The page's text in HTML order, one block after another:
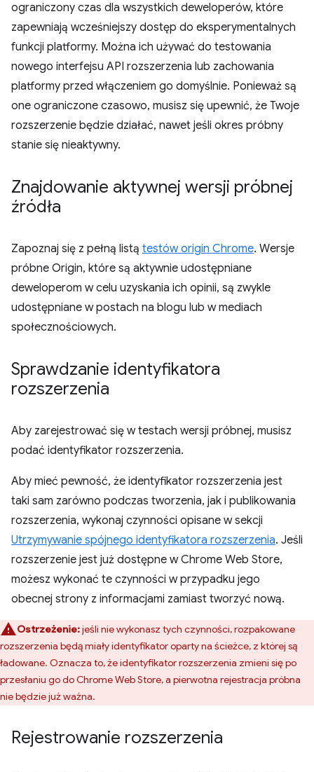
ograniczony czas dla wszystkich deweloperów, które
zapewniają wcześniejszy dostęp do eksperymentalnych
funkcji platformy. Można ich używać do testowania
nowego interfejsu API rozszerzenia lub zachowania
platformy przed włączeniem go domyślnie. Ponieważ są
one ograniczone czasowo, musisz się upewnić, że Twoje
rozszerzenie będzie działać, nawet jeśli okres próbny
stanie się nieaktywny.
Znajdowanie aktywnej wersji próbnej
źródła
Zapoznaj się z pełną listą testów origin Chrome. Wersje
próbne Origin, które są aktywnie udostępniane
deweloperom w celu uzyskania ich opinii, są zwykle
udostępniane w postach na blogu lub w mediach
społecznościowych.
Sprawdzanie identyfikatora
rozszerzenia
Aby zarejestrować się w testach wersji próbnej, musisz
podać identyfikator rozszerzenia.
Aby mieć pewność, że identyfikator rozszerzenia jest
taki sam zarówno podczas tworzenia, jak i publikowania
rozszerzenia, wykonaj czynności opisane w sekcji
Utrzymywanie spójnego identyfikatora rozszerzenia. Jeśli
rozszerzenie jest już dostępne w Chrome Web Store,
możesz wykonać te czynności w przypadku jego
obecnej strony z informacjami zamiast tworzyć nową.
Ostrzeżenie:jeśli nie wykonasz tych czynności, rozpakowane
rozszerzenia będą miały identyfikator oparty na ścieżce, z której są
ładowane. Oznacza to, że identyfikator rozszerzenia zmieni się po
przesłaniu go do Chrome Web Store, a pierwotna rejestracja próbna
nie będzie już ważna.
Rejestrowanie rozszerzenia